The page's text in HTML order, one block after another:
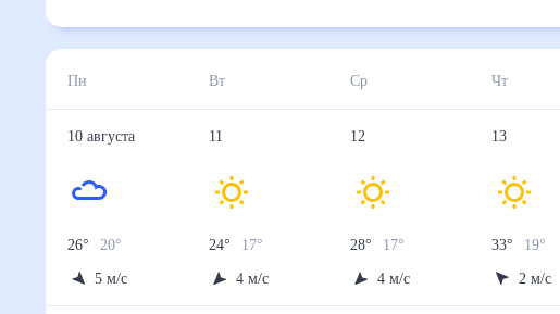
Пн Вт Ср Чт
10 августа
26° 20
5 м/с
11
24° 17°
4 м/с
12
28° 17°
4 м/с
13
33° 19°
2 м/с